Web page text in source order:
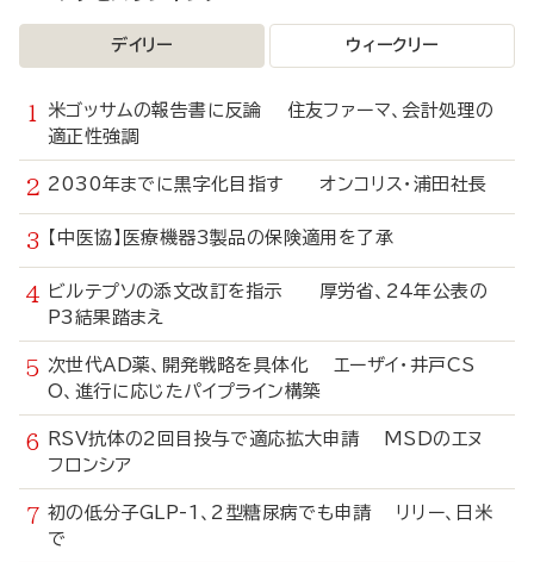
デイリー ウィークリー
米ゴッサムの報告書に反論 住友ファーマ、会計処理の
適正性強調
2030年までに黒字化目指す オンコリス・浦田社長
【中医協】医療機器3製品の保険適用を了承
ビルテプソの添文改訂を指示 厚労省、24年公表の
P3結果踏まえ
次世代AD薬、開発戦略を具体化 エーザイ・井戸CS
O、進行に応じたパイプライン構築
RSV抗体の2回目投与で適応拡大申請 MSDのエヌ
フロンシア
初の低分子GLP-1、2型糖尿病でも申請 リリー、日米
で